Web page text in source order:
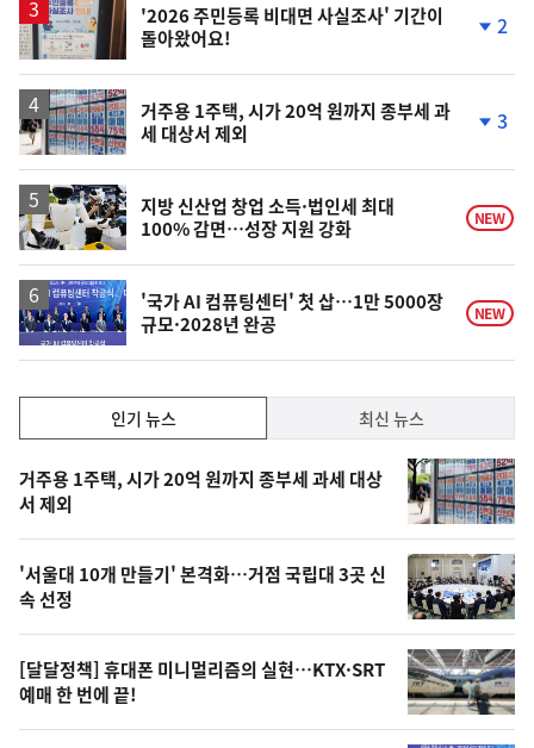
'2026 주민등록 비대면 사실조사' 기간이
돌아왔어요!
계
2
거주용 1주택, 시가 20억 원까지 종부세 과
세 대상서 제외
계
락
3
지방 신산업 창업 소득·법인세 최대
100% 감면…성장 지원 강화
NEW
'국가 AI 컴퓨팅센터' 첫 삽…1만 5000장
규모·2028년 완공
NEW
기,
최
신,
오
늘
의
영
상
인기 뉴스 최신 뉴스
기
뉴
스
거주용 1주택, 시가 20억 원까지 종부세 과세 대상
서 제외
'서울대 10개 만들기' 본격화…거점 국립대 3곳 신
속 선정
[달달정책] 휴대폰 미니멀리즘의 실현…KTX·SRT
예매 한 번에 끝!